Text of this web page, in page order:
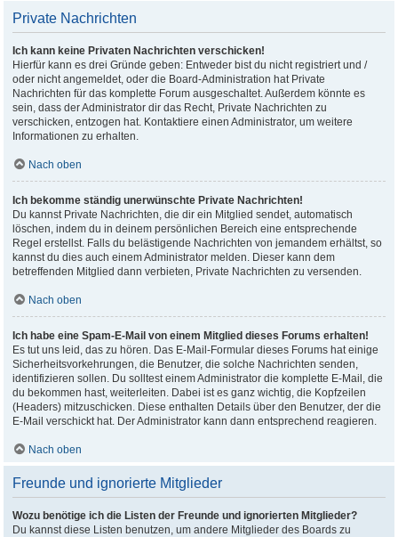
Private Nachrichten
Ich kann keine Privaten Nachrichten verschicken!
Hierfür kann es drei Gründe geben: Entweder bist du nicht registriert und /
oder nicht angemeldet, oder die Board-Administration hat Private
Nachrichten für das komplette Forum ausgeschaltet. Außerdem könnte es
sein, dass der Administrator dir das Recht, Private Nachrichten zu
verschicken, entzogen hat. Kontaktiere einen Administrator, um weitere
Informationen zu erhalten.
Nach oben
Ich bekomme ständig unerwünschte Private Nachrichten!
Du kannst Private Nachrichten, die dir ein Mitglied sendet, automatisch
löschen, indem du in deinem persönlichen Bereich eine entsprechende
Regel erstellst. Falls du belästigende Nachrichten von jemandem erhältst, so
kannst du dies auch einem Administrator melden. Dieser kann dem
betreffenden Mitglied dann verbieten, Private Nachrichten zu versenden.
Nach oben
Ich habe eine Spam-E-Mail von einem Mitglied dieses Forums erhalten!
Es tut uns leid, das zu hören. Das E-Mail-Formular dieses Forums hat einige
Sicherheitsvorkehrungen, die Benutzer, die solche Nachrichten senden,
identifizieren sollen. Du solltest einem Administrator die komplette E-Mail, die
du bekommen hast, weiterleiten. Dabei ist es ganz wichtig, die Kopfzeilen
(Headers) mitzuschicken. Diese enthalten Details über den Benutzer, der die
E-Mail verschickt hat. Der Administrator kann dann entsprechend reagieren.
Nach oben
Freunde und ignorierte Mitglieder
Wozu benötige ich die Listen der Freunde und ignorierten Mitglieder?
Du kannst diese Listen benutzen, um andere Mitglieder des Boards zu